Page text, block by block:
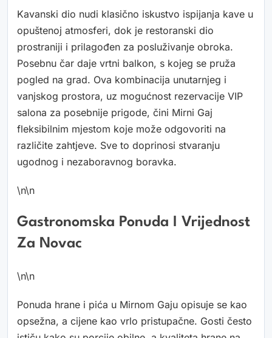
Kavanski dio nudi klasično iskustvo ispijanja kave u
opuštenoj atmosferi, dok je restoranski dio
prostraniji i prilagođen za posluživanje obroka.
Posebnu čar daje vrtni balkon, s kojeg se pruža
pogled na grad. Ova kombinacija unutarnjeg i
vanjskog prostora, uz mogućnost rezervacije VIP
salona za posebnije prigode, čini Mirni Gaj
fleksibilnim mjestom koje može odgovoriti na
različite zahtjeve. Sve to doprinosi stvaranju
ugodnog i nezaboravnog boravka.
\n\n
Gastronomska Ponuda I Vrijednost
Za Novac
\n\n
Ponuda hrane i pića u Mirnom Gaju opisuje se kao
opsežna, a cijene kao vrlo pristupačne. Gosti često